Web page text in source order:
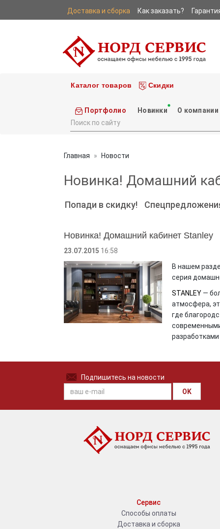
Доставка и сборка Как заказать?
Каталог товаров Скидки
Портфолио Новинки О компании
Главная Новости
Новинка! Домашний
Попади в скидку!
Новинка! Домашний кабинет Stanley
23.07.2015 16:58
В нашем
серия
STANLEY —
атмосфера,
где
Подпишитесь на новости
OK
Сервис
Способы оплаты
Доставка и сборка